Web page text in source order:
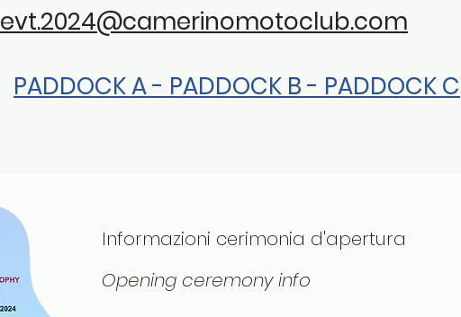
evt.2024@camerinomotoclub.com
PADDOCK A - PADDOCK B - PADDOCK C
Informazioni cerimonia d'apertura
Opening ceremony info